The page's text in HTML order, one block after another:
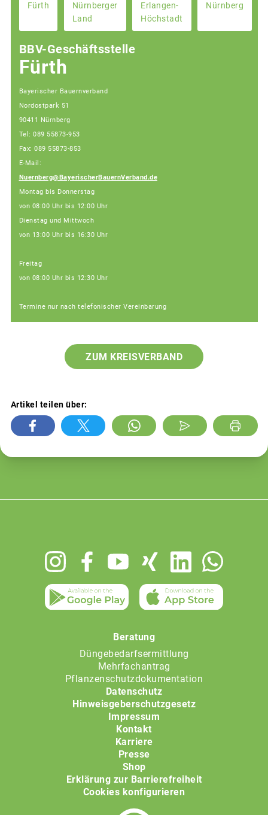
Fürth
Nürnberger
Land
Erlangen-
Höchstadt
Nürnberg
BBV-Geschäftsstelle
Fürth
Bayerischer Bauernverband
Nordostpark 51
90411 Nürnberg
Tel: 089 55873-953
Fax: 089 55873-853
E-Mail:
Nuernberg@BayerischerBauernVerband.de
Montag bis Donnerstag
von 08:00 Uhr bis 12:00 Uhr
Dienstag und Mittwoch
von 13:00 Uhr bis 16:30 Uhr
Freitag
von 08:00 Uhr bis 12:30 Uhr
Termine nur nach telefonischer Vereinbarung
ZUM KREISVERBAND
Artikel teilen über:
Beratung
Düngebedarfsermittlung
Mehrfachantrag
Pflanzenschutzdokumentation
Datenschutz
Hinweisgeberschutzgesetz
Impressum
Kontakt
Karriere
Presse
Shop
Erklärung zur Barrierefreiheit
Cookies konfigurieren